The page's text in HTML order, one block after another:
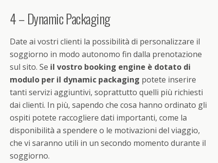
4 – Dynamic Packaging
Date ai vostri clienti la possibilità di personalizzare il
soggiorno in modo autonomo fin dalla prenotazione
sul sito. Se il vostro booking engine è dotato di
modulo per il dynamic packaging potete inserire
tanti servizi aggiuntivi, soprattutto quelli più richiesti
dai clienti. In più, sapendo che cosa hanno ordinato gli
ospiti potete raccogliere dati importanti, come la
disponibilità a spendere o le motivazioni del viaggio,
che vi saranno utili in un secondo momento durante il
soggiorno.